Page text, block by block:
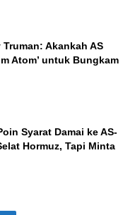
Akankah AS
Atom’ untuk Bungkam
Syarat Damai ke AS-
Hormuz, Tapi Minta